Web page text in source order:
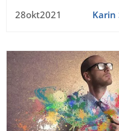
28okt2021 Karin